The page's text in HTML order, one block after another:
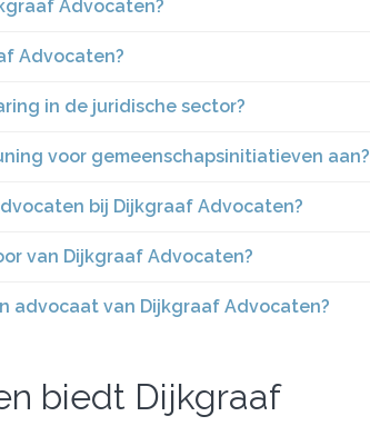
Advocaten?
Advocaten?
in de juridische sector?
voor gemeenschapsinitiatieven aan?
bij Dijkgraaf Advocaten?
van Dijkgraaf Advocaten?
advocaat van Dijkgraaf Advocaten?
biedt Dijkgraaf